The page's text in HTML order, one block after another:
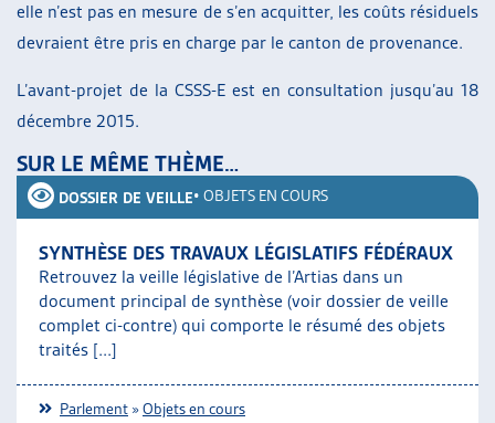
elle n’est pas en mesure de s’en acquitter, les coûts résiduels
devraient être pris en charge par le canton de provenance.
L’avant-projet de la CSSS-E est en consultation jusqu’au 18
décembre 2015.
SUR LE MÊME THÈME…
DOSSIER DE VEILLE• OBJETS EN COURS
SYNTHÈSE DES TRAVAUX LÉGISLATIFS FÉDÉRAUX
Retrouvez la veille législative de l’Artias dans un
document principal de synthèse (voir dossier de veille
complet ci-contre) qui comporte le résumé des objets
traités [...]
Parlement »Objets en cours